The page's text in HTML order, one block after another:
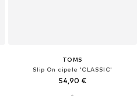
TOMS
Slip On cipele 'CLASSIC'
54,90 €